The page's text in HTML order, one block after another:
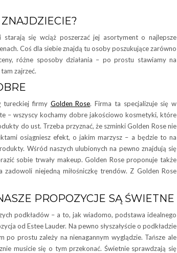
się wciąż poszerzać jej asortyment o najlepsze
Coś dla siebie znajdą tu osoby poszukujące zarówno
różne sposoby działania – po prostu stawiamy na
zajrzeć.
tureckiej firmy Golden Rose. Firma ta specjalizuje się w
– wszyscy kochamy dobre jakościowo kosmetyki, które
do ust. Trzeba przyznać, że szminki Golden Rose nie
osiągniesz efekt, o jakim marzysz – a będzie to na
Wśród naszych ulubionych na pewno znajdują się
sobie trwały makeup. Golden Rose proponuje także
niejedną miłośniczkę trendów. Z Golden Rose
PROPOZYCJE SĄ ŚWIETNE
podkładów – a to, jak wiadomo, podstawa idealnego
od Estee Lauder. Na pewno słyszałyście o podkładzie
prostu zależy na nienagannym wyglądzie. Tańsze ale
musicie się o tym przekonać. Świetnie sprawdzają się